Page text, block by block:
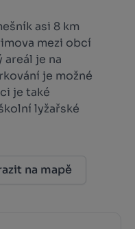
asi 8 km
mezi obcí
areál je na
je možné
je také
lyžařské
na mapě